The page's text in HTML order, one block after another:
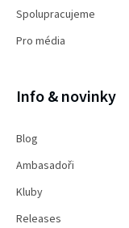
Spolupracujeme
Pro média
Info & novinky
Blog
Ambasadoři
Kluby
Releases